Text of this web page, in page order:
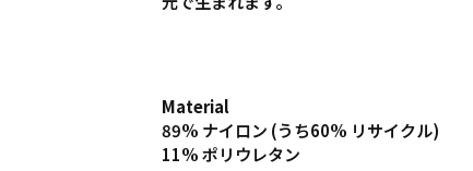
Material
89% ナイロン (うち60% リサイクル)
11% ポリウレタン